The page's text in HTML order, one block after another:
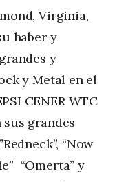
Virginia,
haber y
y
y Metal en el
CENER WTC
grandes
“Now
“Omerta” y